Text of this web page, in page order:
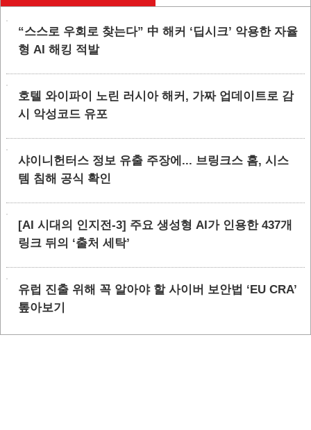
“스스로 우회로 찾는다” 中 해커 ‘딥시크’ 악용한 자율
형 AI 해킹 적발
호텔 와이파이 노린 러시아 해커, 가짜 업데이트로 감
시 악성코드 유포
샤이니헌터스 정보 유출 주장에... 브링크스 홈, 시스
템 침해 공식 확인
[AI 시대의 인지전-3] 주요 생성형 AI가 인용한 437개
링크 뒤의 ‘출처 세탁’
유럽 진출 위해 꼭 알아야 할 사이버 보안법 ‘EU CRA’
톺아보기